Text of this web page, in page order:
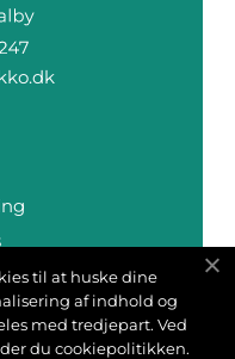
til at huske dine
af indhold og
med tredjepart. Ved
du cookiepolitikken.